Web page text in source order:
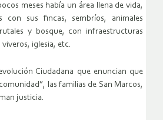
meses había un área llena de vida,
con sus fincas, sembríos, animales
y bosque, con infraestructuras
iglesia, etc.
Ciudadana que enuncian que
las familias de San Marcos,
justicia.